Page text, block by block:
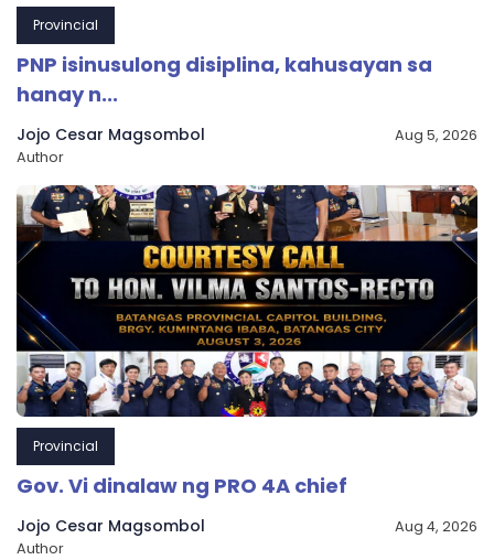
Provincial
PNP isinusulong disiplina, kahusayan sa
hanay n...
Jojo Cesar Magsombol
Author
Aug 5, 2026
Provincial
Gov. Vi dinalaw ng PRO 4A chief
Jojo Cesar Magsombol
Author
Aug 4, 2026